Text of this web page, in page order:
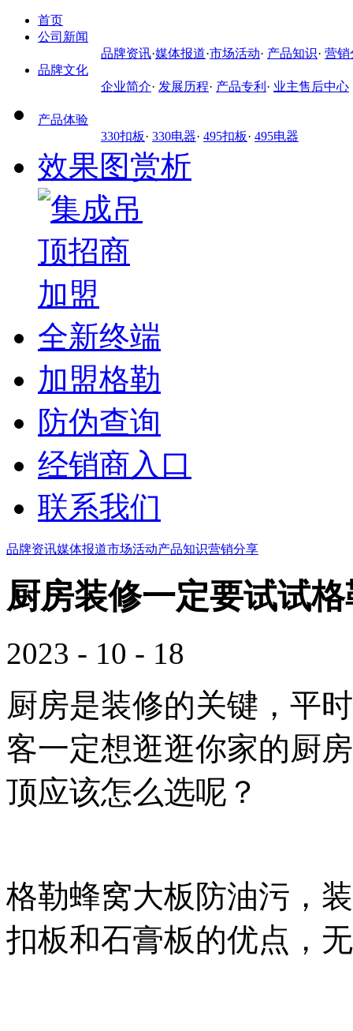
首页
公司新闻
品牌资讯·媒体报道·市场活动· 产品知识· 营销
品牌文化
企业简介· 发展历程· 产品专利 · 业主售后中心
产品体验
330扣板· 330电器· 495扣板· 495电器
效果图赏析
全新终端
加盟格勒
防伪查询
经销商入口
联系我们
品牌资讯媒体报道市场活动产品知识营销分享
厨房装修一定要试试
2023 - 10 - 18
厨房是装修的关键，平
客一定想逛逛你家的厨
顶应该怎么选呢？
格勒蜂窝大板防油污，
扣板和石膏板的优点，